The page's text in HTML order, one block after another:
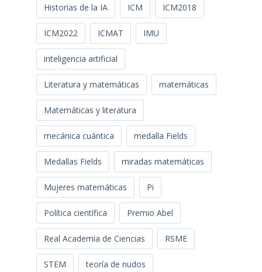
Historias de la IA ICM ICM2018
ICM2022 ICMAT IMU
inteligencia artificial
Literatura y matemáticas matemáticas
Matemáticas y literatura
mecánica cuántica medalla Fields
Medallas Fields miradas matemáticas
Mujeres matemáticas Pi
Política científica Premio Abel
Real Academia de Ciencias RSME
STEM teoría de nudos